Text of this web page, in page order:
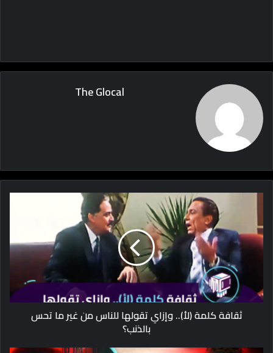
The Glocal
ثقافة كلمة (لأ).. وإزاي تقولها للناس من غير ما تحس
بالذنب؟